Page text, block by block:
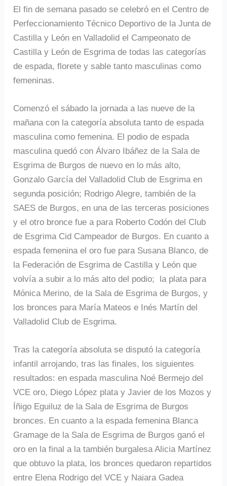
El fin de semana pasado se celebró en el Centro de
Perfeccionamiento Técnico Deportivo de la Junta de
Castilla y León en Valladolid el Campeonato de
Castilla y León de Esgrima de todas las categorías
de espada, florete y sable tanto masculinas como
femeninas.
Comenzó el sábado la jornada a las nueve de la
mañana con la categoría absoluta tanto de espada
masculina como femenina. El podio de espada
masculina quedó con Álvaro Ibáñez de la Sala de
Esgrima de Burgos de nuevo en lo más alto,
Gonzalo García del Valladolid Club de Esgrima en
segunda posición; Rodrigo Alegre, también de la
SAES de Burgos, en una de las terceras posiciones
y el otro bronce fue a para Roberto Codón del Club
de Esgrima Cid Campeador de Burgos. En cuanto a
espada femenina el oro fue para Susana Blanco, de
la Federación de Esgrima de Castilla y León que
volvía a subir a lo más alto del podio; la plata para
Mónica Merino, de la Sala de Esgrima de Burgos, y
los bronces para María Mateos e Inés Martín del
Valladolid Club de Esgrima.
Tras la categoría absoluta se disputó la categoría
infantil arrojando, tras las finales, los siguientes
resultados: en espada masculina Noé Bermejo del
VCE oro, Diego López plata y Javier de los Mozos y
Íñigo Eguiluz de la Sala de Esgrima de Burgos
bronces. En cuanto a la espada femenina Blanca
Gramage de la Sala de Esgrima de Burgos ganó el
oro en la final a la también burgalesa Alicia Martínez
que obtuvo la plata, los bronces quedaron repartidos
entre Elena Rodrigo del VCE y Naiara Gadea